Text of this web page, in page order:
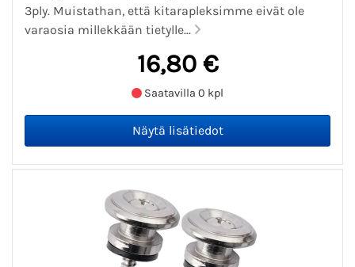
3ply. Muistathan, että kitarapleksimme eivät ole
varaosia millekkään tietylle...
16,80 €
Saatavilla 0 kpl